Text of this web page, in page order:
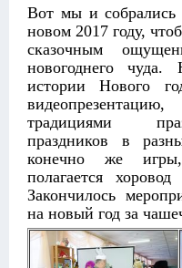
Вот мы и
новом 2017 году,
сказочным
новогоднего
истории Нового
традициями
праздников в
конечно же
полагается
Закончилось
на новый год за